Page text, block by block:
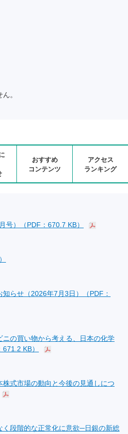
。
おすすめ
コンテンツ
アクセス
ランキング
号）（PDF：670.7 KB）
らせ（2026年7月3日）（PDF：
の買い物から考える、日本の化学
KB）
式市場の動向と今後の見通しにつ
く段階的な正常化に意欲─日銀の新総